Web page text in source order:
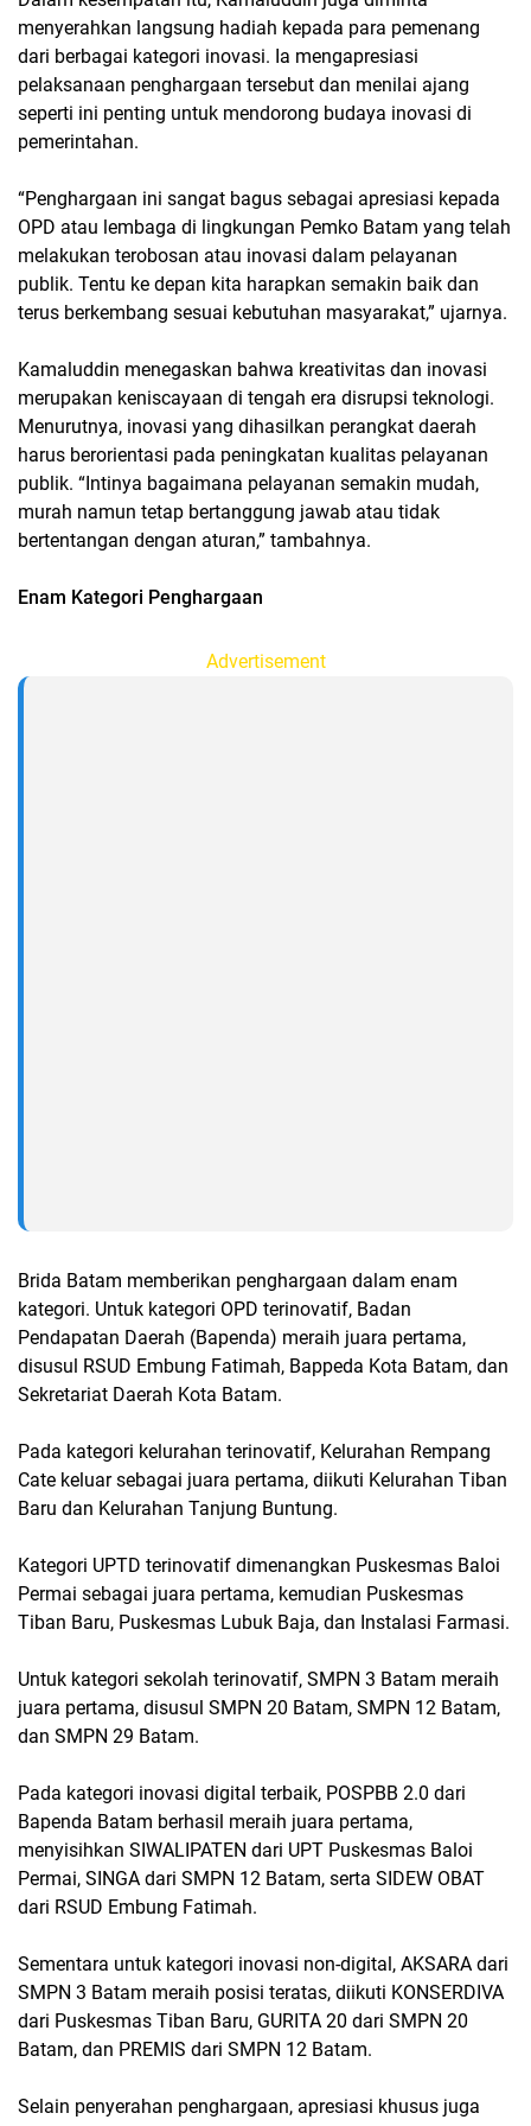
menyerahkan langsung hadiah kepada para pemenang
dari berbagai kategori inovasi. Ia mengapresiasi
pelaksanaan penghargaan tersebut dan menilai ajang
seperti ini penting untuk mendorong budaya inovasi di
pemerintahan.
“Penghargaan ini sangat bagus sebagai apresiasi kepada
OPD atau lembaga di lingkungan Pemko Batam yang telah
melakukan terobosan atau inovasi dalam pelayanan
publik. Tentu ke depan kita harapkan semakin baik dan
terus berkembang sesuai kebutuhan masyarakat,” ujarnya.
Kamaluddin menegaskan bahwa kreativitas dan inovasi
merupakan keniscayaan di tengah era disrupsi teknologi.
Menurutnya, inovasi yang dihasilkan perangkat daerah
harus berorientasi pada peningkatan kualitas pelayanan
publik. “Intinya bagaimana pelayanan semakin mudah,
murah namun tetap bertanggung jawab atau tidak
bertentangan dengan aturan,” tambahnya.
Enam Kategori Penghargaan
Advertisement
Brida Batam memberikan penghargaan dalam enam
kategori. Untuk kategori OPD terinovatif, Badan
Pendapatan Daerah (Bapenda) meraih juara pertama,
disusul RSUD Embung Fatimah, Bappeda Kota Batam, dan
Sekretariat Daerah Kota Batam.
Pada kategori kelurahan terinovatif, Kelurahan Rempang
Cate keluar sebagai juara pertama, diikuti Kelurahan Tiban
Baru dan Kelurahan Tanjung Buntung.
Kategori UPTD terinovatif dimenangkan Puskesmas Baloi
Permai sebagai juara pertama, kemudian Puskesmas
Tiban Baru, Puskesmas Lubuk Baja, dan Instalasi Farmasi.
Untuk kategori sekolah terinovatif, SMPN 3 Batam meraih
juara pertama, disusul SMPN 20 Batam, SMPN 12 Batam,
dan SMPN 29 Batam.
Pada kategori inovasi digital terbaik, POSPBB 2.0 dari
Bapenda Batam berhasil meraih juara pertama,
menyisihkan SIWALIPATEN dari UPT Puskesmas Baloi
Permai, SINGA dari SMPN 12 Batam, serta SIDEW OBAT
dari RSUD Embung Fatimah.
Sementara untuk kategori inovasi non-digital, AKSARA dari
SMPN 3 Batam meraih posisi teratas, diikuti KONSERDIVA
dari Puskesmas Tiban Baru, GURITA 20 dari SMPN 20
Batam, dan PREMIS dari SMPN 12 Batam.
Selain penyerahan penghargaan, apresiasi khusus juga